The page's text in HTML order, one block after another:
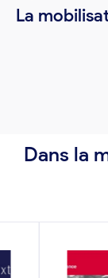
La
Dans la